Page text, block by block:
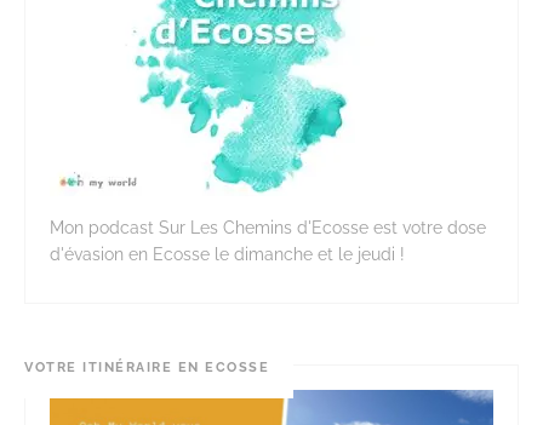
Mon podcast Sur Les Chemins d'Ecosse est votre dose
d'évasion en Ecosse le dimanche et le jeudi !
VOTRE ITINÉRAIRE EN ECOSSE